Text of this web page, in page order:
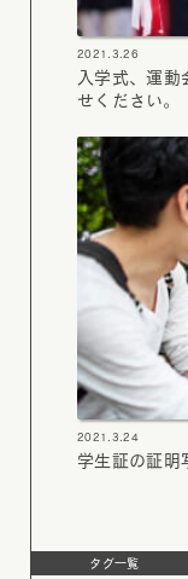
2021.3.26
入学式、運
せください。
2021.3.24
学生証の証明
タグ一覧